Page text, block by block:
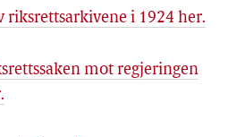
riksrettsarkivene i 1924 her.
mot regjeringen